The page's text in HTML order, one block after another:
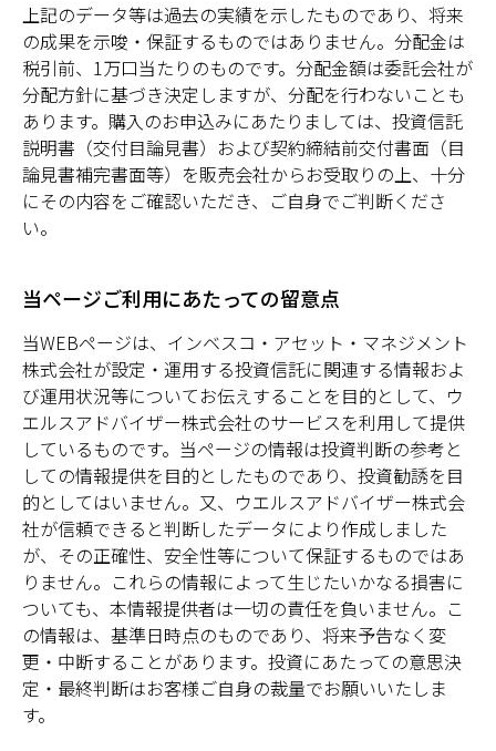
上記のデータ等は過去の実績を示したものであり、将来
の成果を示唆・保証するものではありません。 分配金は
税引前、1万口当たりのものです。分配金額は委託会社が
分配方針に基づき決定しますが、分配を行わないことも
あります。購入のお申込みにあたりましては、投資信託
説明書（交付目論見書）および契約締結前交付書面（目
論見書補完書面等）を販売会社からお受取りの上、十分
にその内容をご確認いただき、ご自身でご判断くださ
い。
当ページご利用にあたっての留意点
当WEBページは、インベスコ・アセット・マネジメント
株式会社が設定・運用する投資信託に関連する情報およ
び運用状況等についてお伝えすることを目的として、ウ
エルスアドバイザー株式会社のサービスを利用して提供
しているものです。当ページの情報は投資判断の参考と
しての情報提供を目的としたものであり、投資勧誘を目
的としてはいません。又、ウエルスアドバイザー株式会
社が信頼できると判断したデータにより作成しました
が、その正確性、安全性等について保証するものではあ
りません。これらの情報によって生じたいかなる損害に
ついても、本情報提供者は一切の責任を負いません。こ
の情報は、基準日時点のものであり、将来予告なく変
更・中断することがあります。投資にあたっての意思決
定・最終判断はお客様ご自身の裁量でお願いいたしま
す。